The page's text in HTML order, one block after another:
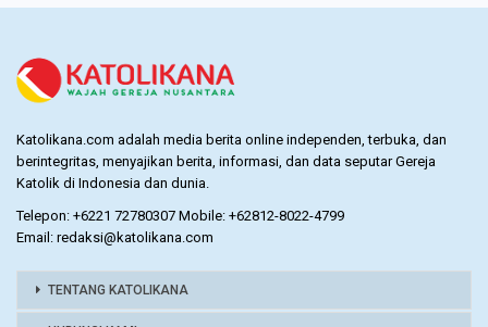
berintegritas, menyajikan berita, informasi, dan data seputar Gereja
Katolik di Indonesia dan dunia.
Email: redaksi@katolikana.com